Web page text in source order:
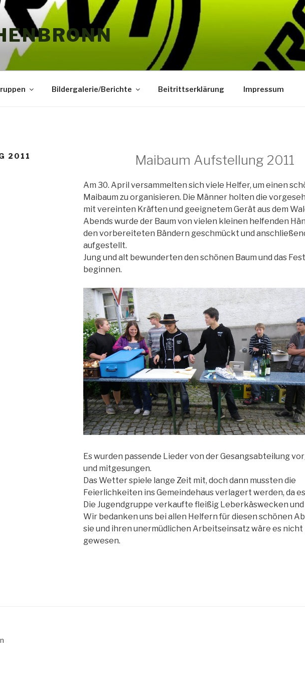
Bildergalerie/Berichte Beitrittserklärung Impressum
2011 Maibaum Aufstellung 2011
Am 30. April versammelten sich viele Helfer, um einen
Maibaum zu organisieren. Die Männer holten die
mit vereinten Kräften und geeignetem Gerät aus dem
Abends wurde der Baum von vielen kleinen helfenden
den vorbereiteten Bändern geschmückt und
aufgestellt.
Jung und alt bewunderten den schönen Baum und das
beginnen.
Es wurden passende Lieder von der Gesangsabteilung
und mitgesungen.
Das Wetter spiele lange Zeit mit, doch dann mussten die
Feierlichkeiten ins Gemeindehaus verlagert werden, da
Die Jugendgruppe verkaufte fleißig Leberkäswecken
Wir bedanken uns bei allen Helfern für diesen schönen
sie und ihren unermüdlichen Arbeitseinsatz wäre es nicht
gewesen.